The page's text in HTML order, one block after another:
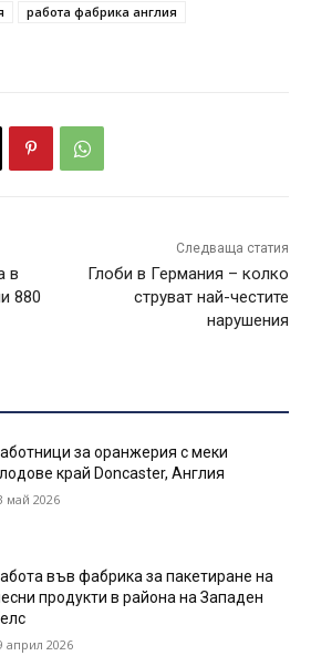
работа фабрика англия
в
880
Следваща статия
Глоби в Германия – колко
струват най-честите
нарушения
за оранжерия с меки
край Doncaster, Англия
май 2026
във фабрика за пакетиране на
продукти в района на Западен
април 2026